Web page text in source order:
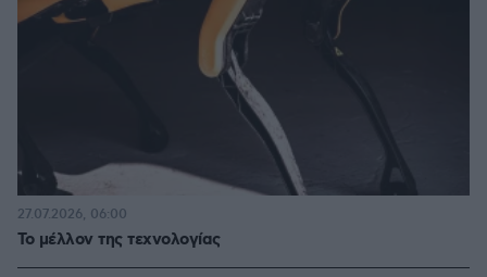
Το μέλλον της τεχνολογίας
27.07.2026, 06:00